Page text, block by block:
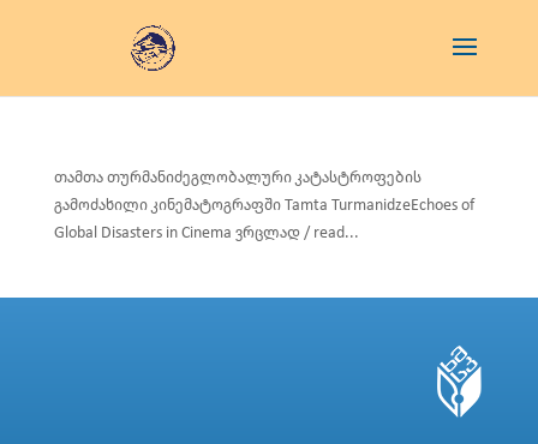
თამთა თურმანიძეგლობალური კატასტროფების
გამოძახილი კინემატოგრაფში Tamta TurmanidzeEchoes of
Global Disasters in Cinema ვრცლად / read...